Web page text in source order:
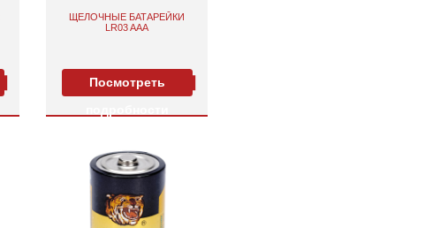
ЩЕЛОЧНЫЕ БАТАРЕЙКИ
LR03 AAA
Посмотреть